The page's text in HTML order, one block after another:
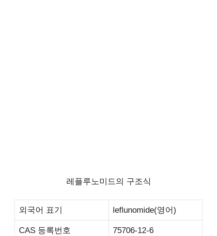
레플루노미드의 구조식
외국어 표기 leflunomide(영어)
CAS 등록번호 75706-12-6